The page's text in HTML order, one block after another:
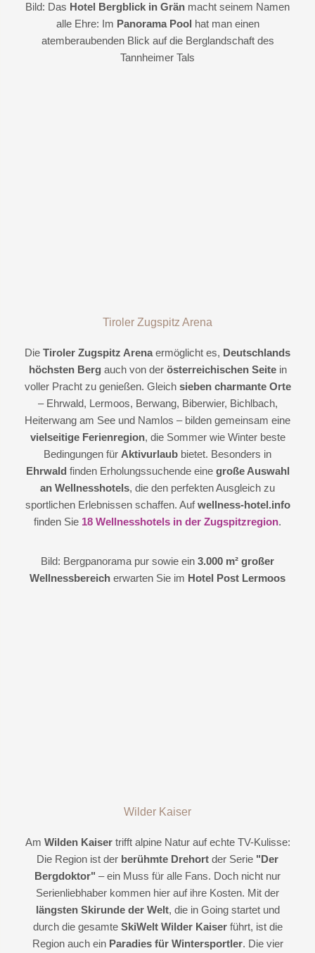
Bild: Das Hotel Bergblick in Grän macht seinem Namen
alle Ehre: Im Panorama Pool hat man einen
atemberaubenden Blick auf die Berglandschaft des
Tannheimer Tals
Tiroler Zugspitz Arena
Die Tiroler Zugspitz Arenaermöglicht es, Deutschlands
höchsten Berg auch von der österreichischen Seitein
voller Pracht zu genießen. Gleich sieben charmante Orte
– Ehrwald, Lermoos, Berwang, Biberwier, Bichlbach,
Heiterwang am See und Namlos – bilden gemeinsam eine
vielseitige Ferienregion, die Sommer wie Winter beste
Bedingungen für Aktivurlaub bietet. Besonders in
Ehrwald finden Erholungssuchende eine große Auswahl
an Wellnesshotels, die den perfekten Ausgleich zu
sportlichen Erlebnissen schaffen. Aufwellness-hotel.info
finden Sie 18 Wellnesshotels in der Zugspitzregion.
Bild: Bergpanorama pur sowie ein 3.000 m² großer
Wellnessbereich erwarten Sie im Hotel Post Lermoos
Wilder Kaiser
Am Wilden Kaisertrifft alpine Natur auf echte TV-Kulisse:
Die Region ist der berühmte Drehort der Serie "Der
Bergdoktor" – ein Muss für alle Fans. Doch nicht nur
Serienliebhaber kommen hier auf ihre Kosten. Mit der
längsten Skirunde der Welt, die in Going startet und
durch die gesamte SkiWelt Wilder Kaiserführt, ist die
Region auch ein Paradies für Wintersportler. Die vier